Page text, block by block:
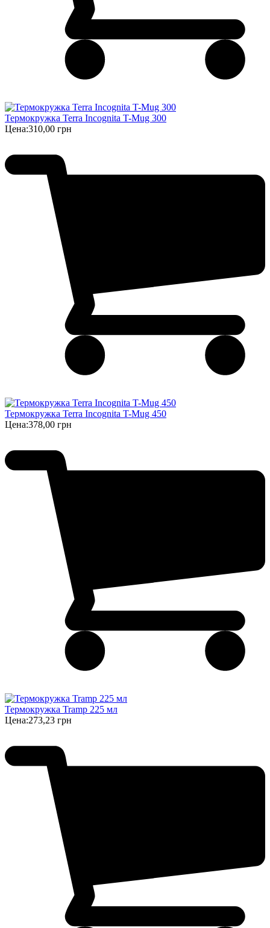
Термокружка Terra Incognita T-Mug 300
Цена:310,00 грн
Термокружка Terra Incognita T-Mug 450
Цена:378,00 грн
Термокружка Tramp 225 мл
Цена:273,23 грн